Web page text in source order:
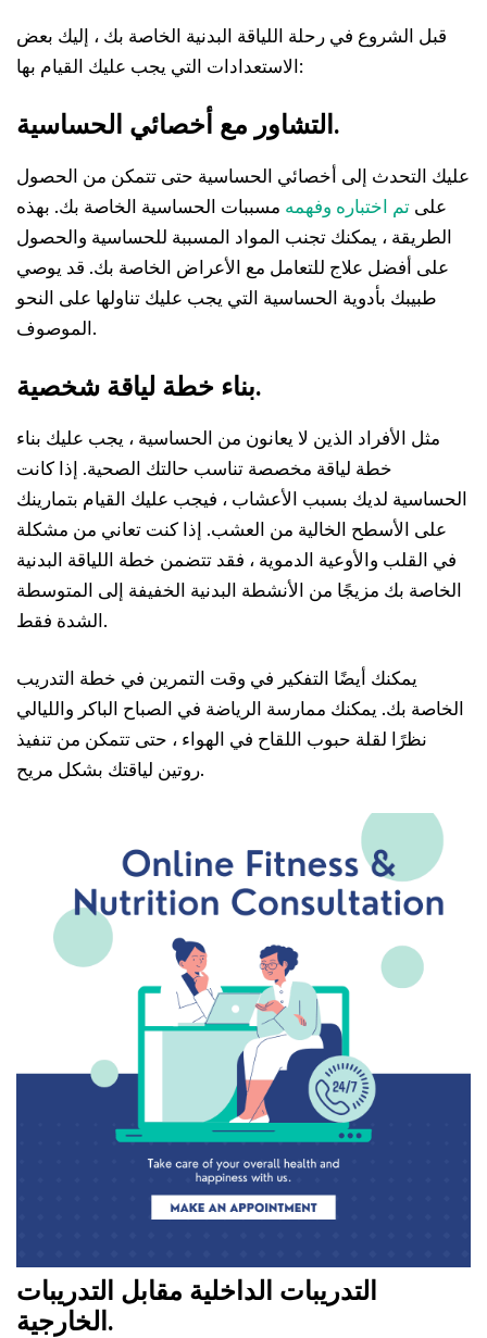
قبل الشروع في رحلة اللياقة البدنية الخاصة بك ، إليك بعض
الاستعدادات التي يجب عليك القيام بها:
التشاور مع أخصائي الحساسية.
عليك التحدث إلى أخصائي الحساسية حتى تتمكن من الحصول
على تم اختباره وفهمه مسببات الحساسية الخاصة بك. بهذه
الطريقة ، يمكنك تجنب المواد المسببة للحساسية والحصول
على أفضل علاج للتعامل مع الأعراض الخاصة بك. قد يوصي
طبيبك بأدوية الحساسية التي يجب عليك تناولها على النحو
الموصوف.
بناء خطة لياقة شخصية.
مثل الأفراد الذين لا يعانون من الحساسية ، يجب عليك بناء
خطة لياقة مخصصة تناسب حالتك الصحية. إذا كانت
الحساسية لديك بسبب الأعشاب ، فيجب عليك القيام بتمارينك
على الأسطح الخالية من العشب. إذا كنت تعاني من مشكلة
في القلب والأوعية الدموية ، فقد تتضمن خطة اللياقة البدنية
الخاصة بك مزيجًا من الأنشطة البدنية الخفيفة إلى المتوسطة
الشدة فقط.
يمكنك أيضًا التفكير في وقت التمرين في خطة التدريب
الخاصة بك. يمكنك ممارسة الرياضة في الصباح الباكر والليالي
نظرًا لقلة حبوب اللقاح في الهواء ، حتى تتمكن من تنفيذ
روتين لياقتك بشكل مريح.
التدريبات الداخلية مقابل التدريبات
الخارجية.